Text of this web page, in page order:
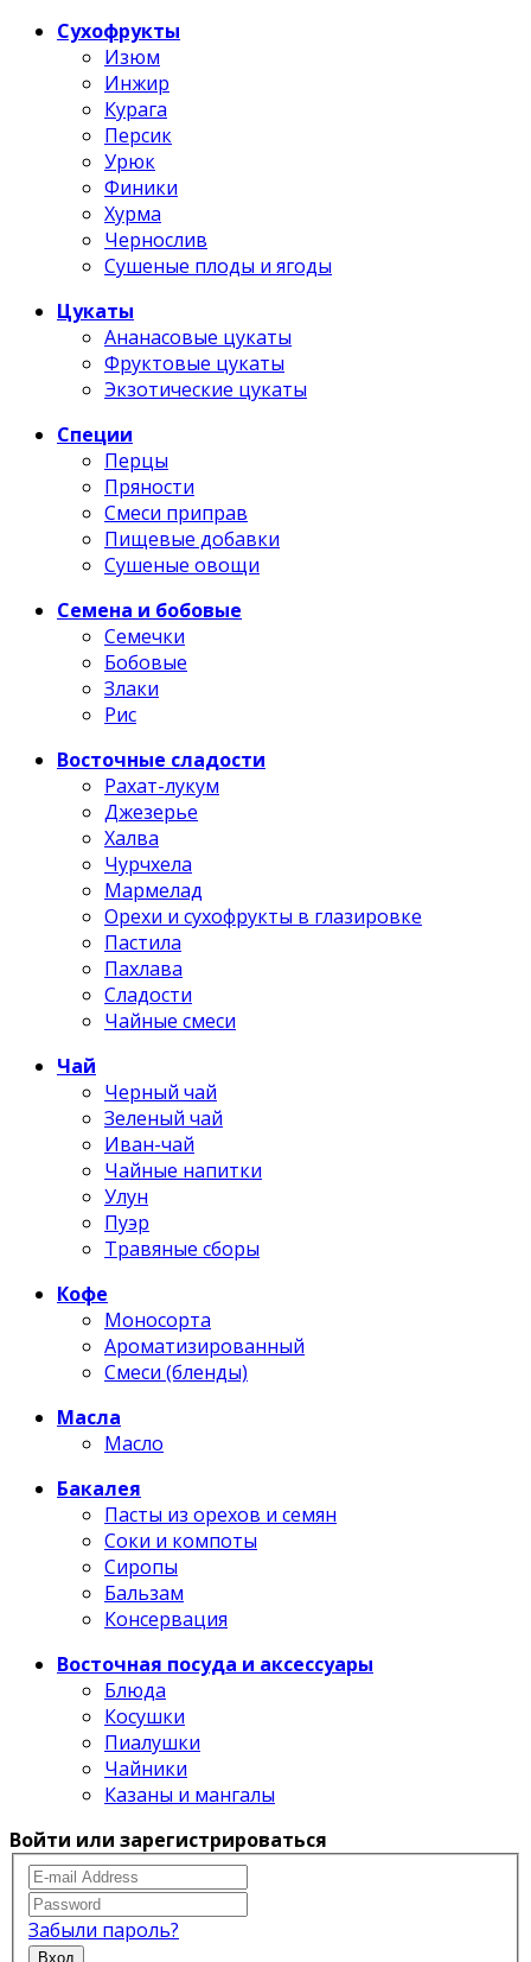
Сухофрукты
Изюм
Инжир
Курага
Персик
Урюк
Финики
Хурма
Чернослив
Сушеные плоды и ягоды
Цукаты
Ананасовые цукаты
Фруктовые цукаты
Экзотические цукаты
Специи
Перцы
Пряности
Смеси приправ
Пищевые добавки
Сушеные овощи
Семена и бобовые
Семечки
Бобовые
Злаки
Рис
Восточные сладости
Рахат-лукум
Джезерье
Халва
Чурчхела
Мармелад
Орехи и сухофрукты в глазировке
Пастила
Пахлава
Сладости
Чайные смеси
Чай
Черный чай
Зеленый чай
Иван-чай
Чайные напитки
Улун
Пуэр
Травяные сборы
Кофе
Моносорта
Ароматизированный
Смеси (бленды)
Масла
Масло
Бакалея
Пасты из орехов и семян
Соки и компоты
Сиропы
Бальзам
Консервация
Восточная посуда и аксессуары
Блюда
Косушки
Пиалушки
Чайники
Казаны и мангалы
Войти или зарегистрироваться
Забыли пароль?
Вход